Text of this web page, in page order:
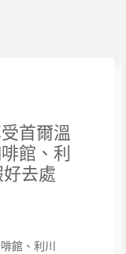
首爾溫
館、利
去處
館、利川